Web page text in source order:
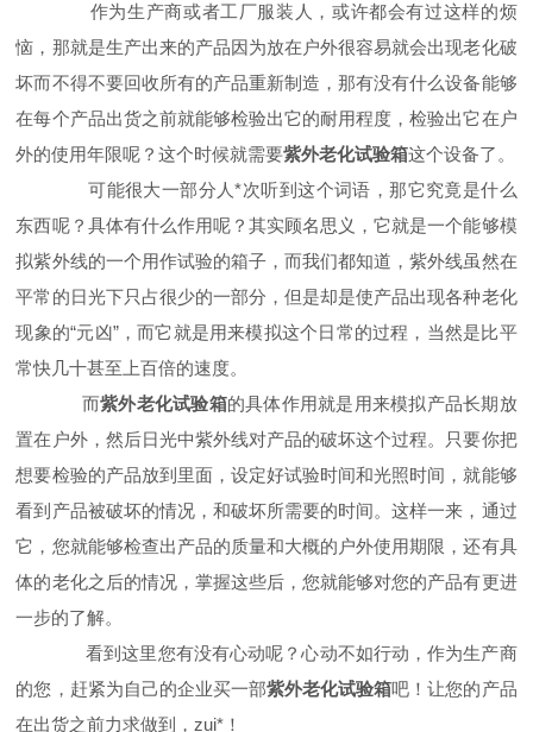
作为生产商或者工厂服装人，或许都会有过这样的烦
恼，那就是生产出来的产品因为放在户外很容易就会出现老化破
坏而不得不要回收所有的产品重新制造，那有没有什么设备能够
在每个产品出货之前就能够检验出它的耐用程度，检验出它在户
外的使用年限呢？这个时候就需要紫外老化试验箱这个设备了。
可能很大一部分人*次听到这个词语，那它究竟是什么
东西呢？具体有什么作用呢？其实顾名思义，它就是一个能够模
拟紫外线的一个用作试验的箱子，而我们都知道，紫外线虽然在
平常的日光下只占很少的一部分，但是却是使产品出现各种老化
现象的“元凶”，而它就是用来模拟这个日常的过程，当然是比平
常快几十甚至上百倍的速度。
而紫外老化试验箱的具体作用就是用来模拟产品长期放
置在户外，然后日光中紫外线对产品的破坏这个过程。只要你把
想要检验的产品放到里面，设定好试验时间和光照时间，就能够
看到产品被破坏的情况，和破坏所需要的时间。这样一来，通过
它，您就能够检查出产品的质量和大概的户外使用期限，还有具
体的老化之后的情况，掌握这些后，您就能够对您的产品有更进
一步的了解。
看到这里您有没有心动呢？心动不如行动，作为生产商
的您，赶紧为自己的企业买一部紫外老化试验箱吧！让您的产品
在出货之前力求做到，zui*！